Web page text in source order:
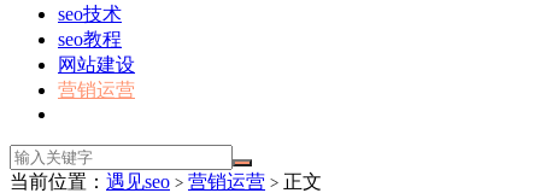
seo技术
seo教程
网站建设
营销运营
当前位置： 遇见seo > 营销运营 > 正文